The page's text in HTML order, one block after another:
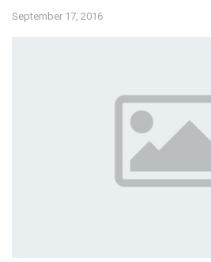
September 17, 2016